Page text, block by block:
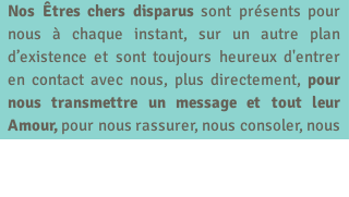
Nos Êtres chers disparussont présents pour
nous à chaque instant, sur un autre plan
d’existence et sont toujours heureux d'entrer
en contact avec nous, plus directement, pour
nous transmettre un message et tout leur
Amour, pour nous rassurer, nous consoler, nous